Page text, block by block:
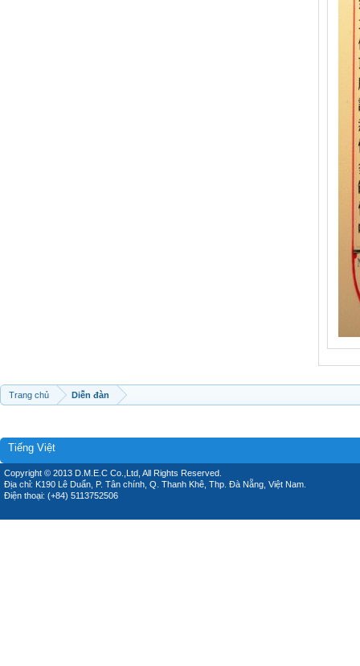
Trang chủ Diễn đàn
Tiếng Việt
Copyright © 2013 D.M.E.C Co.,Ltd, All Rights Reserved.
Địa chỉ: K190 Lê Duẩn, P. Tân chính, Q. Thanh Khê, Thp. Đà Nẵng, Việt Nam.
Điện thoại: (+84) 5113752506